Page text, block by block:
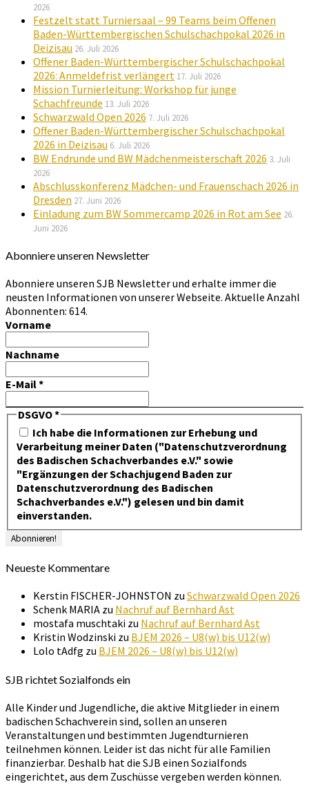
2026
Festzelt statt Turniersaal – 99 Teams beim Offenen
Baden-Württembergischen Schulschachpokal 2026 in
Deizisau 26. Juli 2026
Offener Baden-Württembergischer Schulschachpokal
2026: Anmeldefrist verlängert 17. Juli 2026
Mission Turnierleitung: Workshop für junge
Schachfreunde 13. Juli 2026
Schwarzwald Open 2026 7. Juli 2026
Offener Baden-Württembergischer Schulschachpokal
2026 in Deizisau 6. Juli 2026
BW Endrunde und BW Mädchenmeisterschaft 2026 3. Juli
2026
Abschlusskonferenz Mädchen- und Frauenschach 2026 in
Dresden 27. Juni 2026
Einladung zum BW Sommercamp 2026 in Rot am See 26.
Juni 2026
Abonniere unseren Newsletter
Abonniere unseren SJB Newsletter und erhalte immer die
neusten Informationen von unserer Webseite. Aktuelle Anzahl
Abonnenten: 614.
Vorname
Nachname
E-Mail*
DSGVO*
Ich habe die Informationen zur Erhebung und
Verarbeitung meiner Daten ("Datenschutzverordnung
des Badischen Schachverbandes e.V." sowie
"Ergänzungen der Schachjugend Baden zur
Datenschutzverordnung des Badischen
Schachverbandes e.V.") gelesen und bin damit
einverstanden.
Neueste Kommentare
Kerstin FISCHER-JOHNSTON zu Schwarzwald Open 2026
Schenk MARIA zu Nachruf auf Bernhard Ast
mostafa muschtaki zu Nachruf auf Bernhard Ast
Kristin Wodzinski zu BJEM 2026 – U8(w) bis U12(w)
Lolo tAdfg zu BJEM 2026 – U8(w) bis U12(w)
SJB richtet Sozialfonds ein
Alle Kinder und Jugendliche, die aktive Mitglieder in einem
badischen Schachverein sind, sollen an unseren
Veranstaltungen und bestimmten Jugendturnieren
teilnehmen können. Leider ist das nicht für alle Familien
finanzierbar. Deshalb hat die SJB einen Sozialfonds
eingerichtet, aus dem Zuschüsse vergeben werden können.